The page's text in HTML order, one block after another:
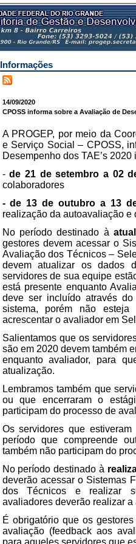
Informações
14/09/2020
CPOSS informa sobre a Avaliação de
A PROGEP, por meio da
e Serviço Social – CPOSS,
Desempenho dos TAE’s
-de 21 de setembro a 02
colaboradores
- de 13 de outubro a 13
realização da autoavaliação e
No período destinado à
gestores devem acessar o
Avaliação dos Técnicos –
devem atualizar os dados
servidores de sua equipe
está presente enquanto
deve ser incluído através
sistema, porém não
acrescentar o avaliador em
Salientamos que os
são em 2020 devem também
enquanto avaliador, para
atualização.
Lembramos também que
ou que encerraram o
participam do processo de
Os servidores que
período que compreende
também não participam do
No período destinado à
deverão acessar o Sistemas
dos Técnicos e realizar
avaliadores deverão realizar
É obrigatório que os
avaliação (feedback aos
para aqueles servidores que